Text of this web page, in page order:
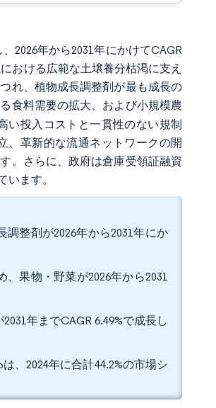
2026年から2031年にかけてCAGR
おける広範な土壌養分枯渇に支え
れ、植物成長調整剤が最も成長の
食料需要の拡大、および小規模農
い投入コストと一貫性のない規制
、革新的な流通ネットワークの開
。さらに、政府は倉庫受領証融資
ます。
整剤が2026年から2031年にか
果物・野菜が2026年から2031
年までCAGR 6.49%で成長し
、2024年に合計44.2%の市場シ